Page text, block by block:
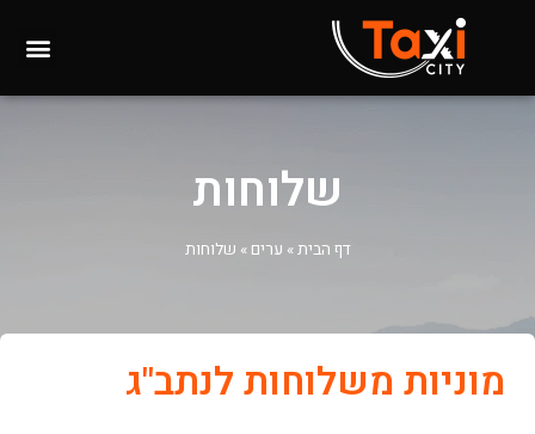
שלוחות
דף הבית» ערים » שלוחות
מוניות משלוחות לנתב"ג